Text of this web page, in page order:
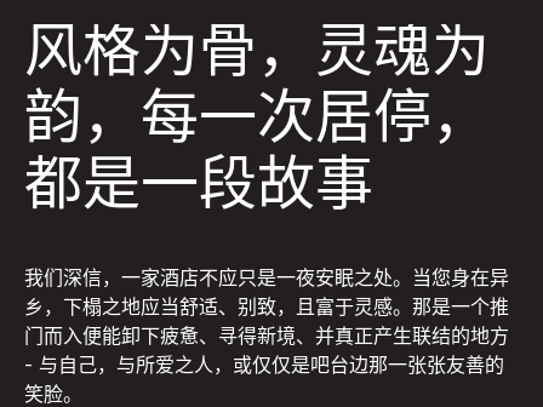
风格为骨，灵魂为
韵，每一次居停，
都是一段故事
我们深信，一家酒店不应只是一夜安眠之处。当您身在异
乡，下榻之地应当舒适、别致，且富于灵感。那是一个推
门而入便能卸下疲惫、寻得新境、并真正产生联结的地方
- 与自己，与所爱之人，或仅仅是吧台边那一张张友善的
笑脸。